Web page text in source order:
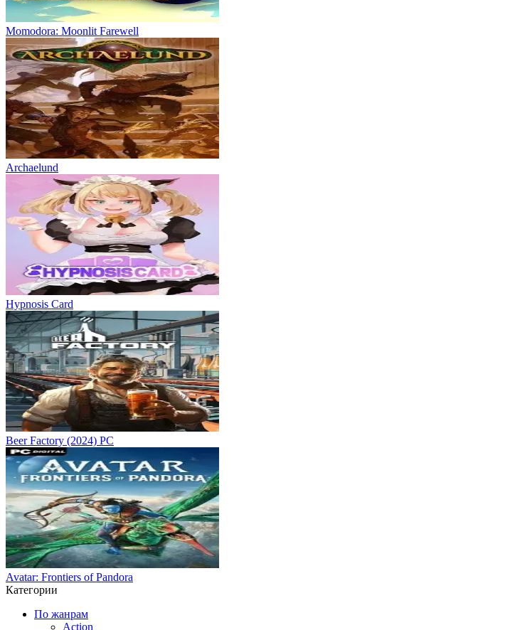
Momodora: Moonlit Farewell
Archaelund
Hypnosis Card
Beer Factory (2024) PC
Avatar: Frontiers of Pandora
Категории
По жанрам
Action